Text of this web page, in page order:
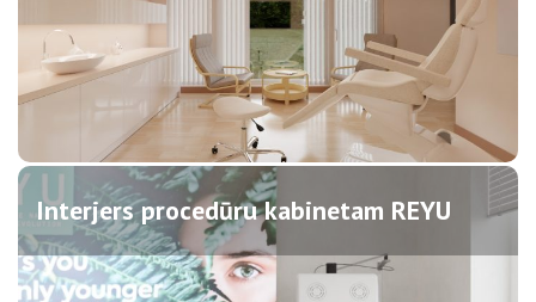
Interjers procedūru kabinetam REYU